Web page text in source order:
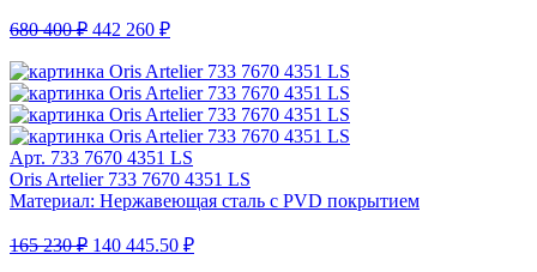
680 400 ₽ 442 260 ₽
Арт. 733 7670 4351 LS
Oris Artelier 733 7670 4351 LS
Материал: Нержавеющая сталь с PVD покрытием
165 230 ₽ 140 445.50 ₽